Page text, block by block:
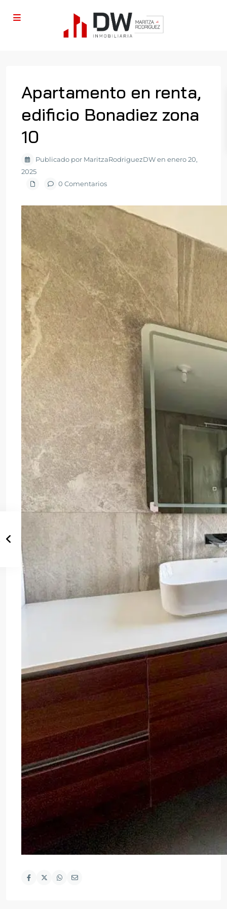
Apartamento en renta,
edificio Bonadiez zona
10
Publicado por MaritzaRodriguezDW en enero 20,
2025
0 Comentarios